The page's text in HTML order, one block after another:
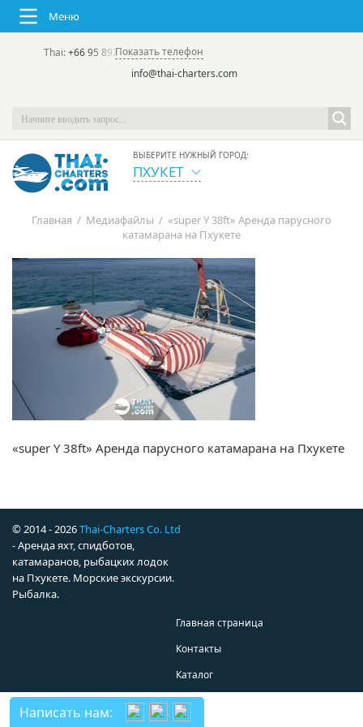
Меню
Thai:+66 95 892 7646(rus/eng) | в России:
Показать телефон
info@thai-charters.com
ВЫБЕРИТЕ НУЖНЫЙ ГОРОД:
ПХУКЕТ
Главная / Медиафайлы / «super Y 38ft» Аренда парусного
катамарана на Пхукете
«super Y 38ft» Аренда парусного катамарана на Пхукете
© 2014 - 2026Thai-Charters Co. Ltd
- Аренда яхт, спидботов,
катамаранов, рыбацких лодок
на Пхукете. Морские экскурсии.
Рыбалка.
Главная страница
Контакты
Каталог
Написать нам: